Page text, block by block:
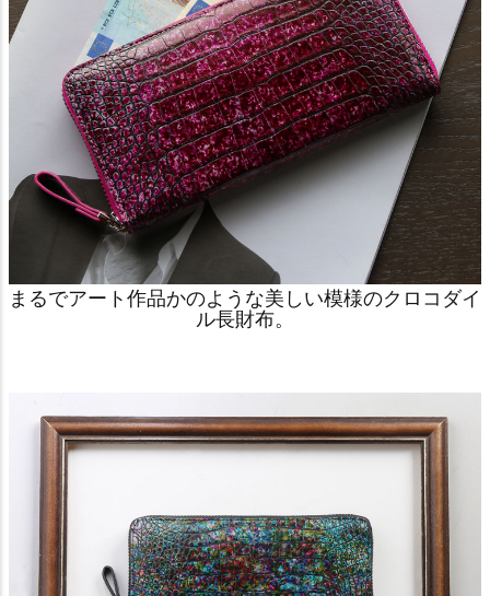
まるでアート作品かのような美しい模様のクロコダイ
ル長財布。